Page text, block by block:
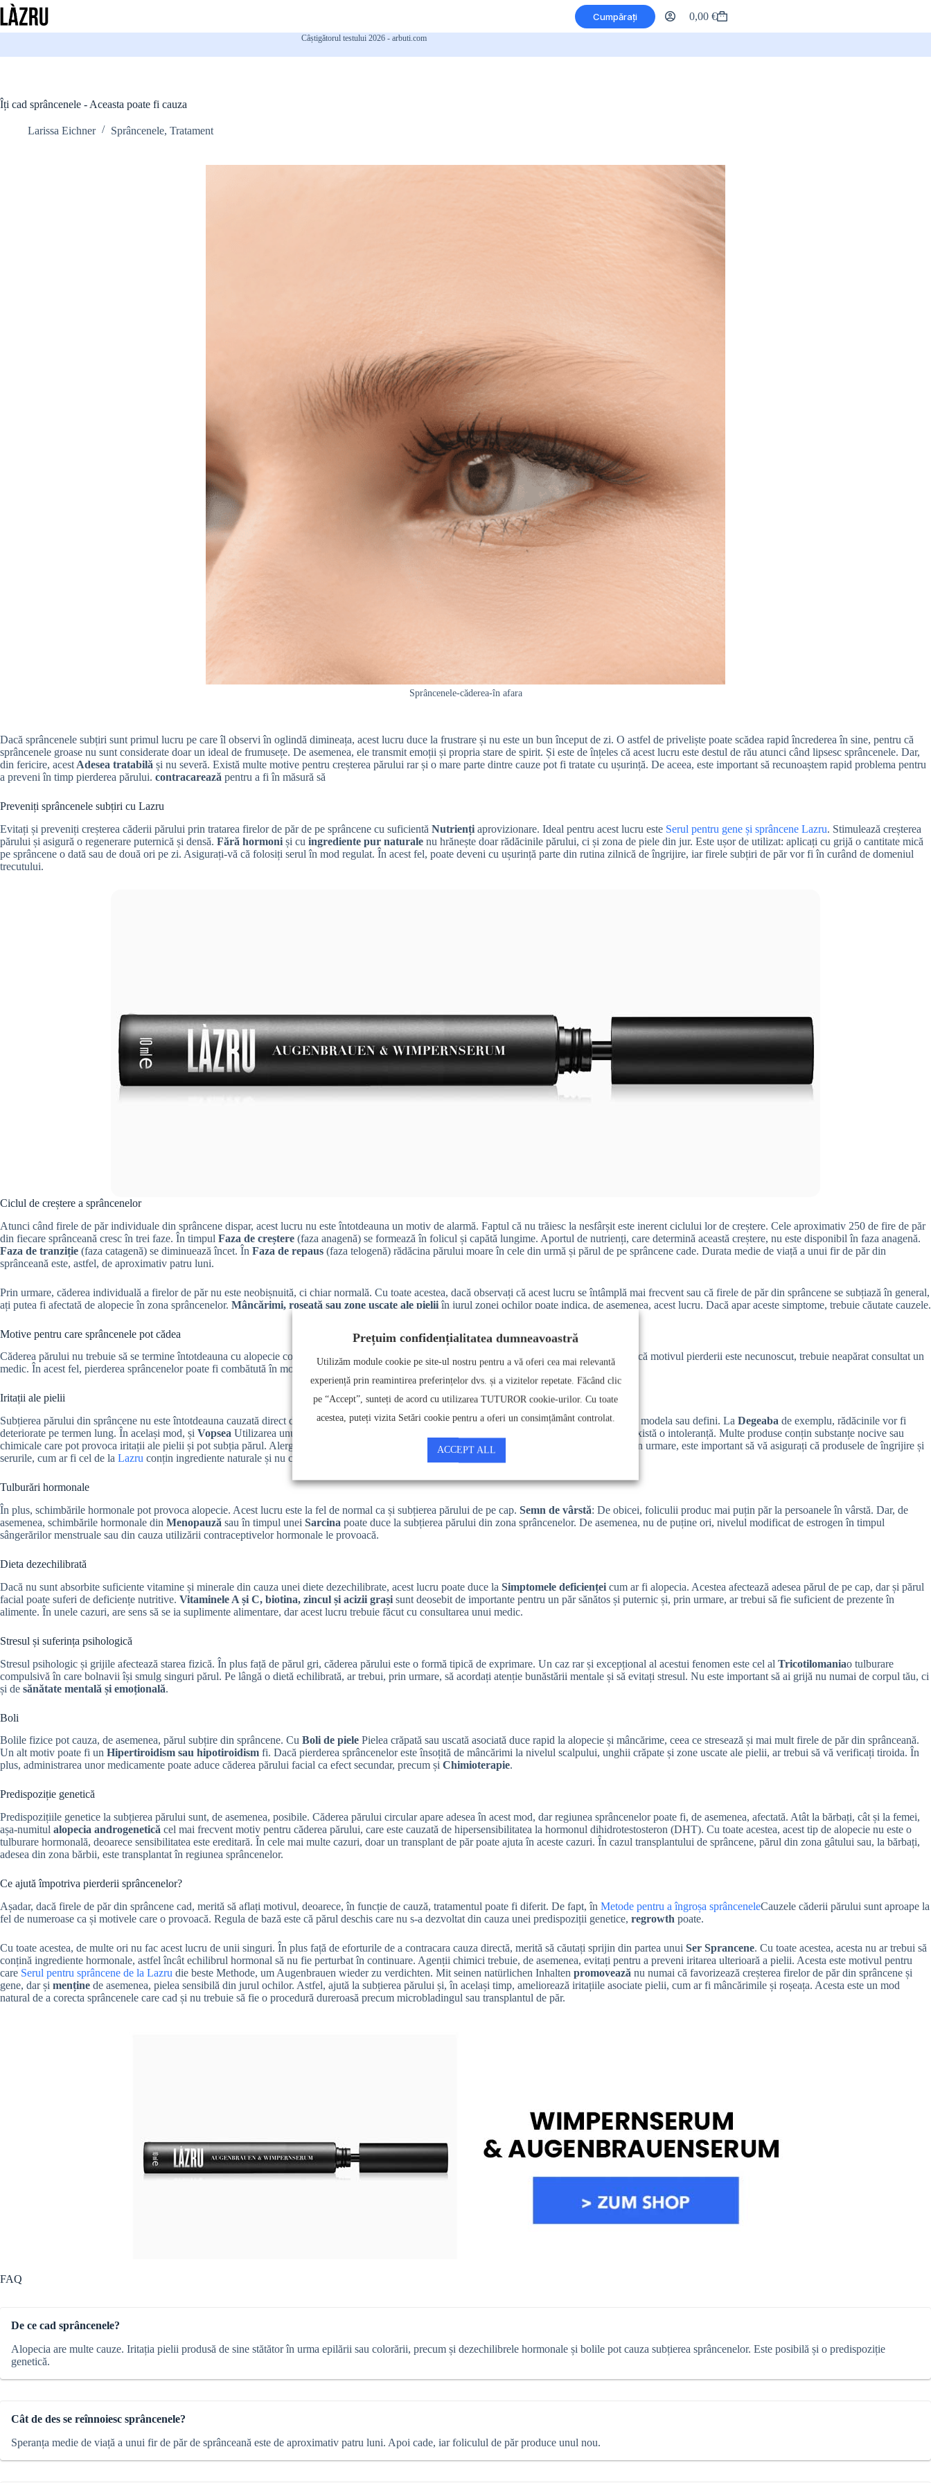
Sari
conținut
Cumpărați
Coș
de
0,00 €
Câștigătorul testului 2026 - arbuti.com
Îți cad sprâncenele - Aceasta poate fi cauza
Larissa Eichner Sprâncenele, Tratament
Sprâncenele-căderea-în afara
Dacă sprâncenele subțiri sunt primul lucru pe care îl observi în oglindă dimineața, acest lucru duce la frustrare și nu este un bun început de zi. O astfel de priveliște poate scădea rapid încrederea în sine, pentru că
sprâncenele groase nu sunt considerate doar un ideal de frumusețe. De asemenea, ele transmit emoții și propria stare de spirit. Și este de înțeles că acest lucru este destul de rău atunci când lipsesc sprâncenele. Dar,
din fericire, acest Adesea tratabilă și nu severă. Există multe motive pentru creșterea părului rar și o mare parte dintre cauze pot fi tratate cu ușurință. De aceea, este important să recunoaștem rapid problema pentru
a preveni în timp pierderea părului. contracarează pentru a fi în măsură să
Preveniți sprâncenele subțiri cu Lazru
Evitați și preveniți creșterea căderii părului prin tratarea firelor de păr de pe sprâncene cu suficientă Nutrienți aprovizionare. Ideal pentru acest lucru este Serul pentru gene și sprâncene Lazru. Stimulează creșterea
părului și asigură o regenerare puternică și densă. Fără hormoni și cu ingrediente pur naturale nu hrănește doar rădăcinile părului, ci și zona de piele din jur. Este ușor de utilizat: aplicați cu grijă o cantitate mică
pe sprâncene o dată sau de două ori pe zi. Asigurați-vă că folosiți serul în mod regulat. În acest fel, poate deveni cu ușurință parte din rutina zilnică de îngrijire, iar firele subțiri de păr vor fi în curând de domeniul
trecutului.
Ciclul de creștere a sprâncenelor
Atunci când firele de păr individuale din sprâncene dispar, acest lucru nu este întotdeauna un motiv de alarmă. Faptul că nu trăiesc la nesfârșit este inerent ciclului lor de creștere. Cele aproximativ 250 de fire de păr
din fiecare sprânceană cresc în trei faze. În timpul Faza de creștere (faza anagenă) se formează în folicul și capătă lungime. Aportul de nutrienți, care determină această creștere, nu este disponibil în faza anagenă.
Faza de tranziție (faza catagenă) se diminuează încet. În Faza de repaus (faza telogenă) rădăcina părului moare în cele din urmă și părul de pe sprâncene cade. Durata medie de viață a unui fir de păr din
sprânceană este, astfel, de aproximativ patru luni.
Prin urmare, căderea individuală a firelor de păr nu este neobișnuită, ci chiar normală. Cu toate acestea, dacă observați că acest lucru se întâmplă mai frecvent sau că firele de păr din sprâncene se subțiază în general,
ați putea fi afectată de alopecie în zona sprâncenelor. Mâncărimi, roșeață sau zone uscate ale pieliiîn jurul zonei ochilor poate indica, de asemenea, acest lucru. Dacă apar aceste simptome, trebuie căutate cauzele.
Motive pentru care sprâncenele pot cădea
Căderea părului nu trebuie să se termine întotdeauna cu alopecie completă. La unele persoane, părul se subțiază sau cade doar în anumite zone. Dacă motivul pierderii este necunoscut, trebuie neapărat consultat un
medic. În acest fel, pierderea sprâncenelor poate fi combătută în mod intenționat și eficient, iar posibilele boli cauzatoare pot fi tratate.
Iritații ale pielii
Subțierea părului din sprâncene nu este întotdeauna cauzată direct de o boală. De asemenea, poate fi cauzată de încercările bine intenționate de a le modela sau defini. La Degeaba de exemplu, rădăcinile vor fi
deteriorate pe termen lung. În același mod, și Vopsea Utilizarea unui tratament pentru păr poate avea consecințe negative asupra sprâncenei dacă există o intoleranță. Multe produse conțin substanțe nocive sau
chimicale care pot provoca iritații ale pielii și pot subția părul. Alergiile pot fi, de asemenea, un factor declanșator pentru subțierea sprâncenelor. Prin urmare, este important să vă asigurați că produsele de îngrijire și
serurile, cum ar fi cel de la Lazru conțin ingrediente naturale și nu conțin hormoni.
Tulburări hormonale
În plus, schimbările hormonale pot provoca alopecie. Acest lucru este la fel de normal ca și subțierea părului de pe cap. Semn de vârstă: De obicei, foliculii produc mai puțin păr la persoanele în vârstă. Dar, de
asemenea, schimbările hormonale din Menopauză sau în timpul unei Sarcina poate duce la subțierea părului din zona sprâncenelor. De asemenea, nu de puține ori, nivelul modificat de estrogen în timpul
sângerărilor menstruale sau din cauza utilizării contraceptivelor hormonale le provoacă.
Dieta dezechilibrată
Dacă nu sunt absorbite suficiente vitamine și minerale din cauza unei diete dezechilibrate, acest lucru poate duce la Simptomele deficienței cum ar fi alopecia. Acestea afectează adesea părul de pe cap, dar și părul
facial poate suferi de deficiențe nutritive. Vitaminele A și C, biotina, zincul și acizii grași sunt deosebit de importante pentru un păr sănătos și puternic și, prin urmare, ar trebui să fie suficient de prezente în
alimente. În unele cazuri, are sens să se ia suplimente alimentare, dar acest lucru trebuie făcut cu consultarea unui medic.
Stresul și suferința psihologică
Stresul psihologic și grijile afectează starea fizică. În plus față de părul gri, căderea părului este o formă tipică de exprimare. Un caz rar și excepțional al acestui fenomen este cel al Tricotilomaniao tulburare
compulsivă în care bolnavii își smulg singuri părul. Pe lângă o dietă echilibrată, ar trebui, prin urmare, să acordați atenție bunăstării mentale și să evitați stresul. Nu este important să ai grijă nu numai de corpul tău, ci
și de sănătate mentală și emoțională.
Boli
Bolile fizice pot cauza, de asemenea, părul subțire din sprâncene. Cu Boli de piele Pielea crăpată sau uscată asociată duce rapid la alopecie și mâncărime, ceea ce stresează și mai mult firele de păr din sprânceană.
Un alt motiv poate fi un Hipertiroidism sau hipotiroidism fi. Dacă pierderea sprâncenelor este însoțită de mâncărimi la nivelul scalpului, unghii crăpate și zone uscate ale pielii, ar trebui să vă verificați tiroida. În
plus, administrarea unor medicamente poate aduce căderea părului facial ca efect secundar, precum și Chimioterapie.
Predispoziție genetică
Predispozițiile genetice la subțierea părului sunt, de asemenea, posibile. Căderea părului circular apare adesea în acest mod, dar regiunea sprâncenelor poate fi, de asemenea, afectată. Atât la bărbați, cât și la femei,
așa-numitul alopecia androgenetică cel mai frecvent motiv pentru căderea părului, care este cauzată de hipersensibilitatea la hormonul dihidrotestosteron (DHT). Cu toate acestea, acest tip de alopecie nu este o
tulburare hormonală, deoarece sensibilitatea este ereditară. În cele mai multe cazuri, doar un transplant de păr poate ajuta în aceste cazuri. În cazul transplantului de sprâncene, părul din zona gâtului sau, la bărbați,
adesea din zona bărbii, este transplantat în regiunea sprâncenelor.
Ce ajută împotriva pierderii sprâncenelor?
Așadar, dacă firele de păr din sprâncene cad, merită să aflați motivul, deoarece, în funcție de cauză, tratamentul poate fi diferit. De fapt, în Metode pentru a îngroșa sprânceneleCauzele căderii părului sunt aproape la
fel de numeroase ca și motivele care o provoacă. Regula de bază este că părul deschis care nu s-a dezvoltat din cauza unei predispoziții genetice, regrowth poate.
Cu toate acestea, de multe ori nu fac acest lucru de unii singuri. În plus față de eforturile de a contracara cauza directă, merită să căutați sprijin din partea unui Ser Sprancene. Cu toate acestea, acesta nu ar trebui să
conțină ingrediente hormonale, astfel încât echilibrul hormonal să nu fie perturbat în continuare. Agenții chimici trebuie, de asemenea, evitați pentru a preveni iritarea ulterioară a pielii. Acesta este motivul pentru
care Serul pentru sprâncene de la Lazru die beste Methode, um Augenbrauen wieder zu verdichten. Mit seinen natürlichen Inhalten promovează nu numai că favorizează creșterea firelor de păr din sprâncene și
gene, dar și menține de asemenea, pielea sensibilă din jurul ochilor. Astfel, ajută la subțierea părului și, în același timp, ameliorează iritațiile asociate pielii, cum ar fi mâncărimile și roșeața. Acesta este un mod
natural de a corecta sprâncenele care cad și nu trebuie să fie o procedură dureroasă precum microbladingul sau transplantul de păr.
FAQ
De ce cad sprâncenele?
Alopecia are multe cauze. Iritația pielii produsă de sine stătător în urma epilării sau colorării, precum și dezechilibrele hormonale și bolile pot cauza subțierea sprâncenelor. Este posibilă și o predispoziție
genetică.
Cât de des se reînnoiesc sprâncenele?
Speranța medie de viață a unui fir de păr de sprânceană este de aproximativ patru luni. Apoi cade, iar foliculul de păr produce unul nou.
Prețuim confidențialitatea dumneavoastră
Utilizăm module cookie pe site-ul nostru pentru a vă oferi cea mai relevantă
experiență prin reamintirea preferințelor dvs. și a vizitelor repetate. Făcând clic
pe “Accept”, sunteți de acord cu utilizarea TUTUROR cookie-urilor. Cu toate
acestea, puteți vizita Setări cookie pentru a oferi un consimțământ controlat.
ACCEPT ALL